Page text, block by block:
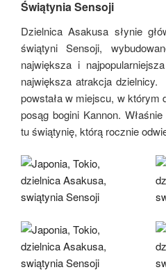
Świątynia Sensoji
Dzielnica Asakusa słynie
świątyni Sensoji,
największa i
największa atrakcja dzielnicy.
powstała w miejscu, w którym
posąg bogini Kannon.
tu świątynię, którą rocznie